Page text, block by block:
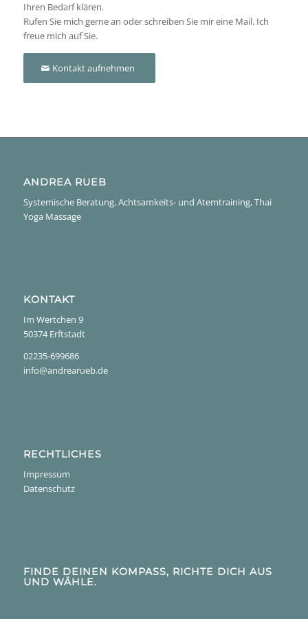
Ihren Bedarf klären.
Rufen Sie mich gerne an oder schreiben Sie mir eine Mail. Ich
freue mich auf Sie.
Kontakt aufnehmen
ANDREA RUEB
Systemische Beratung, Achtsamkeits- und Atemtraining, Thai
Yoga Massage
KONTAKT
Im Wertchen 9
50374 Erftstadt
02235-699686
info@andrearueb.de
RECHTLICHES
Impressum
Datenschutz
FINDE DEINEN KOMPASS, RICHTE DICH AUS
UND WÄHLE.